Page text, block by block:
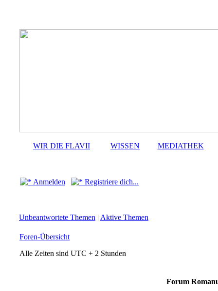
WIR DIE FLAVII WISSEN MEDIATHEK
Anmelden Registriere dich...
Unbeantwortete Themen | Aktive Themen
Foren-Übersicht
Alle Zeiten sind UTC + 2 Stunden
Forum